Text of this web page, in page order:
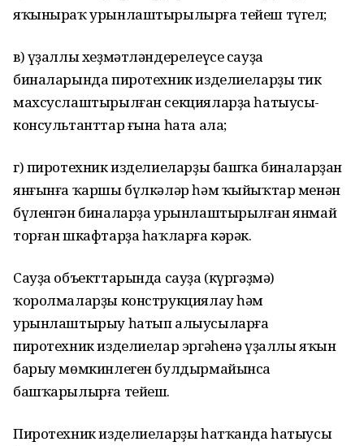
яҡыныраҡ урынлаштырылырға тейеш түгел;
в) үҙаллы хеҙмәтләндерелеүсе сауҙа
биналарында пиротехник изделиеларҙы тик
махсуслаштырылған секцияларҙа һатыусы-
консультанттар ғына һата ала;
г) пиротехник изделиеларҙы башҡа биналарҙан
янғынға ҡаршы бүлкәләр һәм ҡыйыҡтар менән
бүленгән биналарҙа урынлаштырылған янмай
торған шкафтарҙа һаҡларға кәрәк.
Сауҙа объекттарында сауҙа (күргәҙмә)
ҡоролмаларҙы конструкциялау һәм
урынлаштырыу һатып алыусыларға
пиротехник изделиелар эргәһенә үҙаллы яҡын
барыу мөмкинлеген булдырмайынса
башҡарылырға тейеш.
Пиротехник изделиеларҙы һатҡанда һатыусы